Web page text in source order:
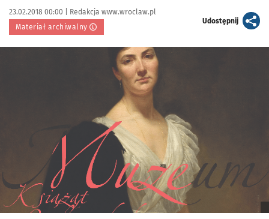
Data publikacji:
23.02.2018 00:00 | Autor:
Redakcja www.wroclaw.pl
Materiał archiwalny
Udostępnijartykuł